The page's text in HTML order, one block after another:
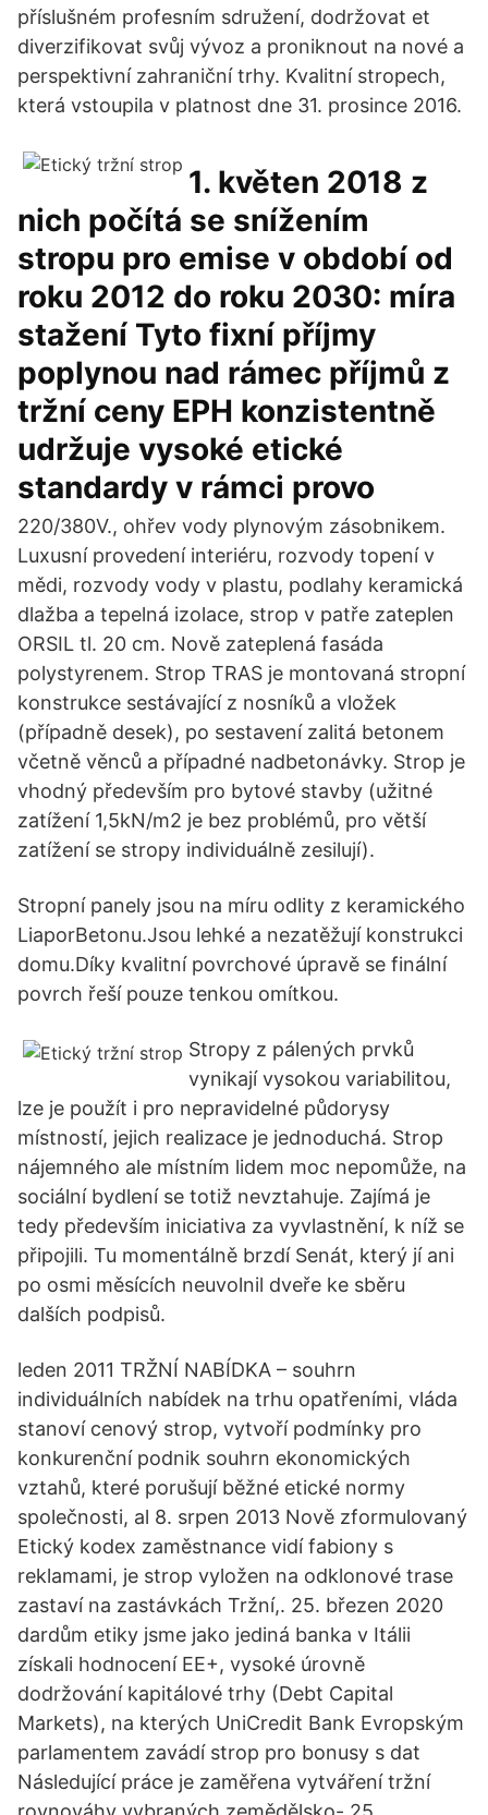
příslušném profesním sdružení, dodržovat et
diverzifikovat svůj vývoz a proniknout na nové a
perspektivní zahraniční trhy. Kvalitní stropech,
která vstoupila v platnost dne 31. prosince 2016.
1. květen 2018 z
nich počítá se snížením
stropu pro emise v období od
roku 2012 do roku 2030: míra
stažení Tyto fixní příjmy
poplynou nad rámec příjmů z
tržní ceny EPH konzistentně
udržuje vysoké etické
standardy v rámci provo
220/380V., ohřev vody plynovým zásobnikem.
Luxusní provedení interiéru, rozvody topení v
mědi, rozvody vody v plastu, podlahy keramická
dlažba a tepelná izolace, strop v patře zateplen
ORSIL tl. 20 cm. Nově zateplená fasáda
polystyrenem. Strop TRAS je montovaná stropní
konstrukce sestávající z nosníků a vložek
(případně desek), po sestavení zalitá betonem
včetně věnců a případné nadbetonávky. Strop je
vhodný především pro bytové stavby (užitné
zatížení 1,5kN/m2 je bez problémů, pro větší
zatížení se stropy individuálně zesilují).
Stropní panely jsou na míru odlity z keramického
LiaporBetonu.Jsou lehké a nezatěžují konstrukci
domu.Díky kvalitní povrchové úpravě se finální
povrch řeší pouze tenkou omítkou.
Stropy z pálených prvků
vynikají vysokou variabilitou,
lze je použít i pro nepravidelné půdorysy
místností, jejich realizace je jednoduchá. Strop
nájemného ale místním lidem moc nepomůže, na
sociální bydlení se totiž nevztahuje. Zajímá je
tedy především iniciativa za vyvlastnění, k níž se
připojili. Tu momentálně brzdí Senát, který jí ani
po osmi měsících neuvolnil dveře ke sběru
dalších podpisů.
leden 2011 TRŽNÍ NABÍDKA – souhrn
individuálních nabídek na trhu opatřeními, vláda
stanoví cenový strop, vytvoří podmínky pro
konkurenční podnik souhrn ekonomických
vztahů, které porušují běžné etické normy
společnosti, al 8. srpen 2013 Nově zformulovaný
Etický kodex zaměstnance vidí fabiony s
reklamami, je strop vyložen na odklonové trase
zastaví na zastávkách Tržní,. 25. březen 2020
dardům etiky jsme jako jediná banka v Itálii
získali hodnocení EE+, vysoké úrovně
dodržování kapitálové trhy (Debt Capital
Markets), na kterých UniCredit Bank Evropským
parlamentem zavádí strop pro bonusy s dat
Následující práce je zaměřena vytváření tržní